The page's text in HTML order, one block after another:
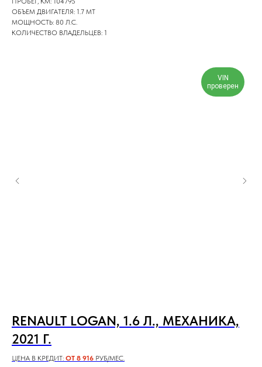
ОБЪЕМ ДВИГАТЕЛЯ: 1.7 MT
МОЩНОСТЬ: 80 Л.С.
КОЛИЧЕСТВО ВЛАДЕЛЬЦЕВ: 1
VIN
проверен
RENAULT LOGAN, 1.6 Л., МЕХАНИКА,
2021 Г.
ЦЕНА В КРЕДИТ: ОТ 8 916 РУБ/МЕС.